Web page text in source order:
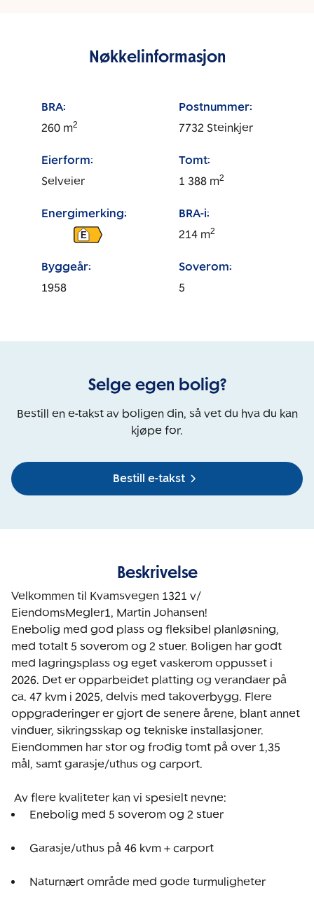
Nøkkelinformasjon
BRA:
260 m2
Postnummer:
7732 Steinkjer
Eierform:
Selveier
Tomt:
1 388 m2
Energimerking:
E
BRA-i:
214 m2
Byggeår:
1958
Soverom:
5
Selge egen bolig?
Bestill en e-takst av boligen din, så vet du hva du kan
kjøpe for.
Bestill e-takst
Beskrivelse
Velkommen til Kvamsvegen 1321 v/
EiendomsMegler1, Martin Johansen!
Enebolig med god plass og fleksibel planløsning,
med totalt 5 soverom og 2 stuer. Boligen har godt
med lagringsplass og eget vaskerom oppusset i
2026. Det er opparbeidet platting og verandaer på
ca. 47 kvm i 2025, delvis med takoverbygg. Flere
oppgraderinger er gjort de senere årene, blant annet
vinduer, sikringsskap og tekniske installasjoner.
Eiendommen har stor og frodig tomt på over 1,35
mål, samt garasje/uthus og carport.
Enebolig med 5 soverom og 2 stuer
Garasje/uthus på 46 kvm + carport
Naturnært område med gode turmuligheter